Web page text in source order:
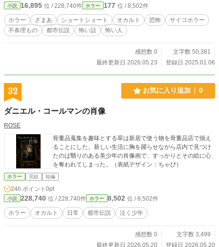
小説 16,895 位 / 228,740件 ホラー 177 位 / 8,502件
ホラー ざまあ ショートショート オカルト 恐怖
サイコホラー
不条理もの
都市伝説 怖い話 怖い人
感想数 0
文字数 50,381
最終更新日 2026.05.23
登録日 2025.01.06
32 お気に入り追加 0
ダニエル・コールマンの肖像
ROSE
骨董品蒐集を趣味とする翠は新居で使う物を骨董品店で揃え
ることにした。新しい生活に胸を躍らせながら店内で見つけ
たのは翳りのある美少年の肖像画で、すっかりとその絵に心
を奪われてしまった。（表紙デザイン：ちゃぴ）
ホラー 完結 短編
24h.ポイント 0pt
小説 228,740 位 / 228,740件 ホラー 8,502 位 / 8,502件
ホラー オカルト 日常 都市伝説 泣く少年
感想数 0
文字数 3,499
最終更新日 2026.05.20
登録日 2026.05.20